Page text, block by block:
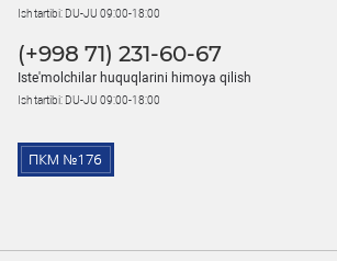
Ish tartibi: DU-JU 09:00-18:00
(+998 71) 231-60-67
Iste'molchilar huquqlarini himoya qilish
Ish tartibi: DU-JU 09:00-18:00